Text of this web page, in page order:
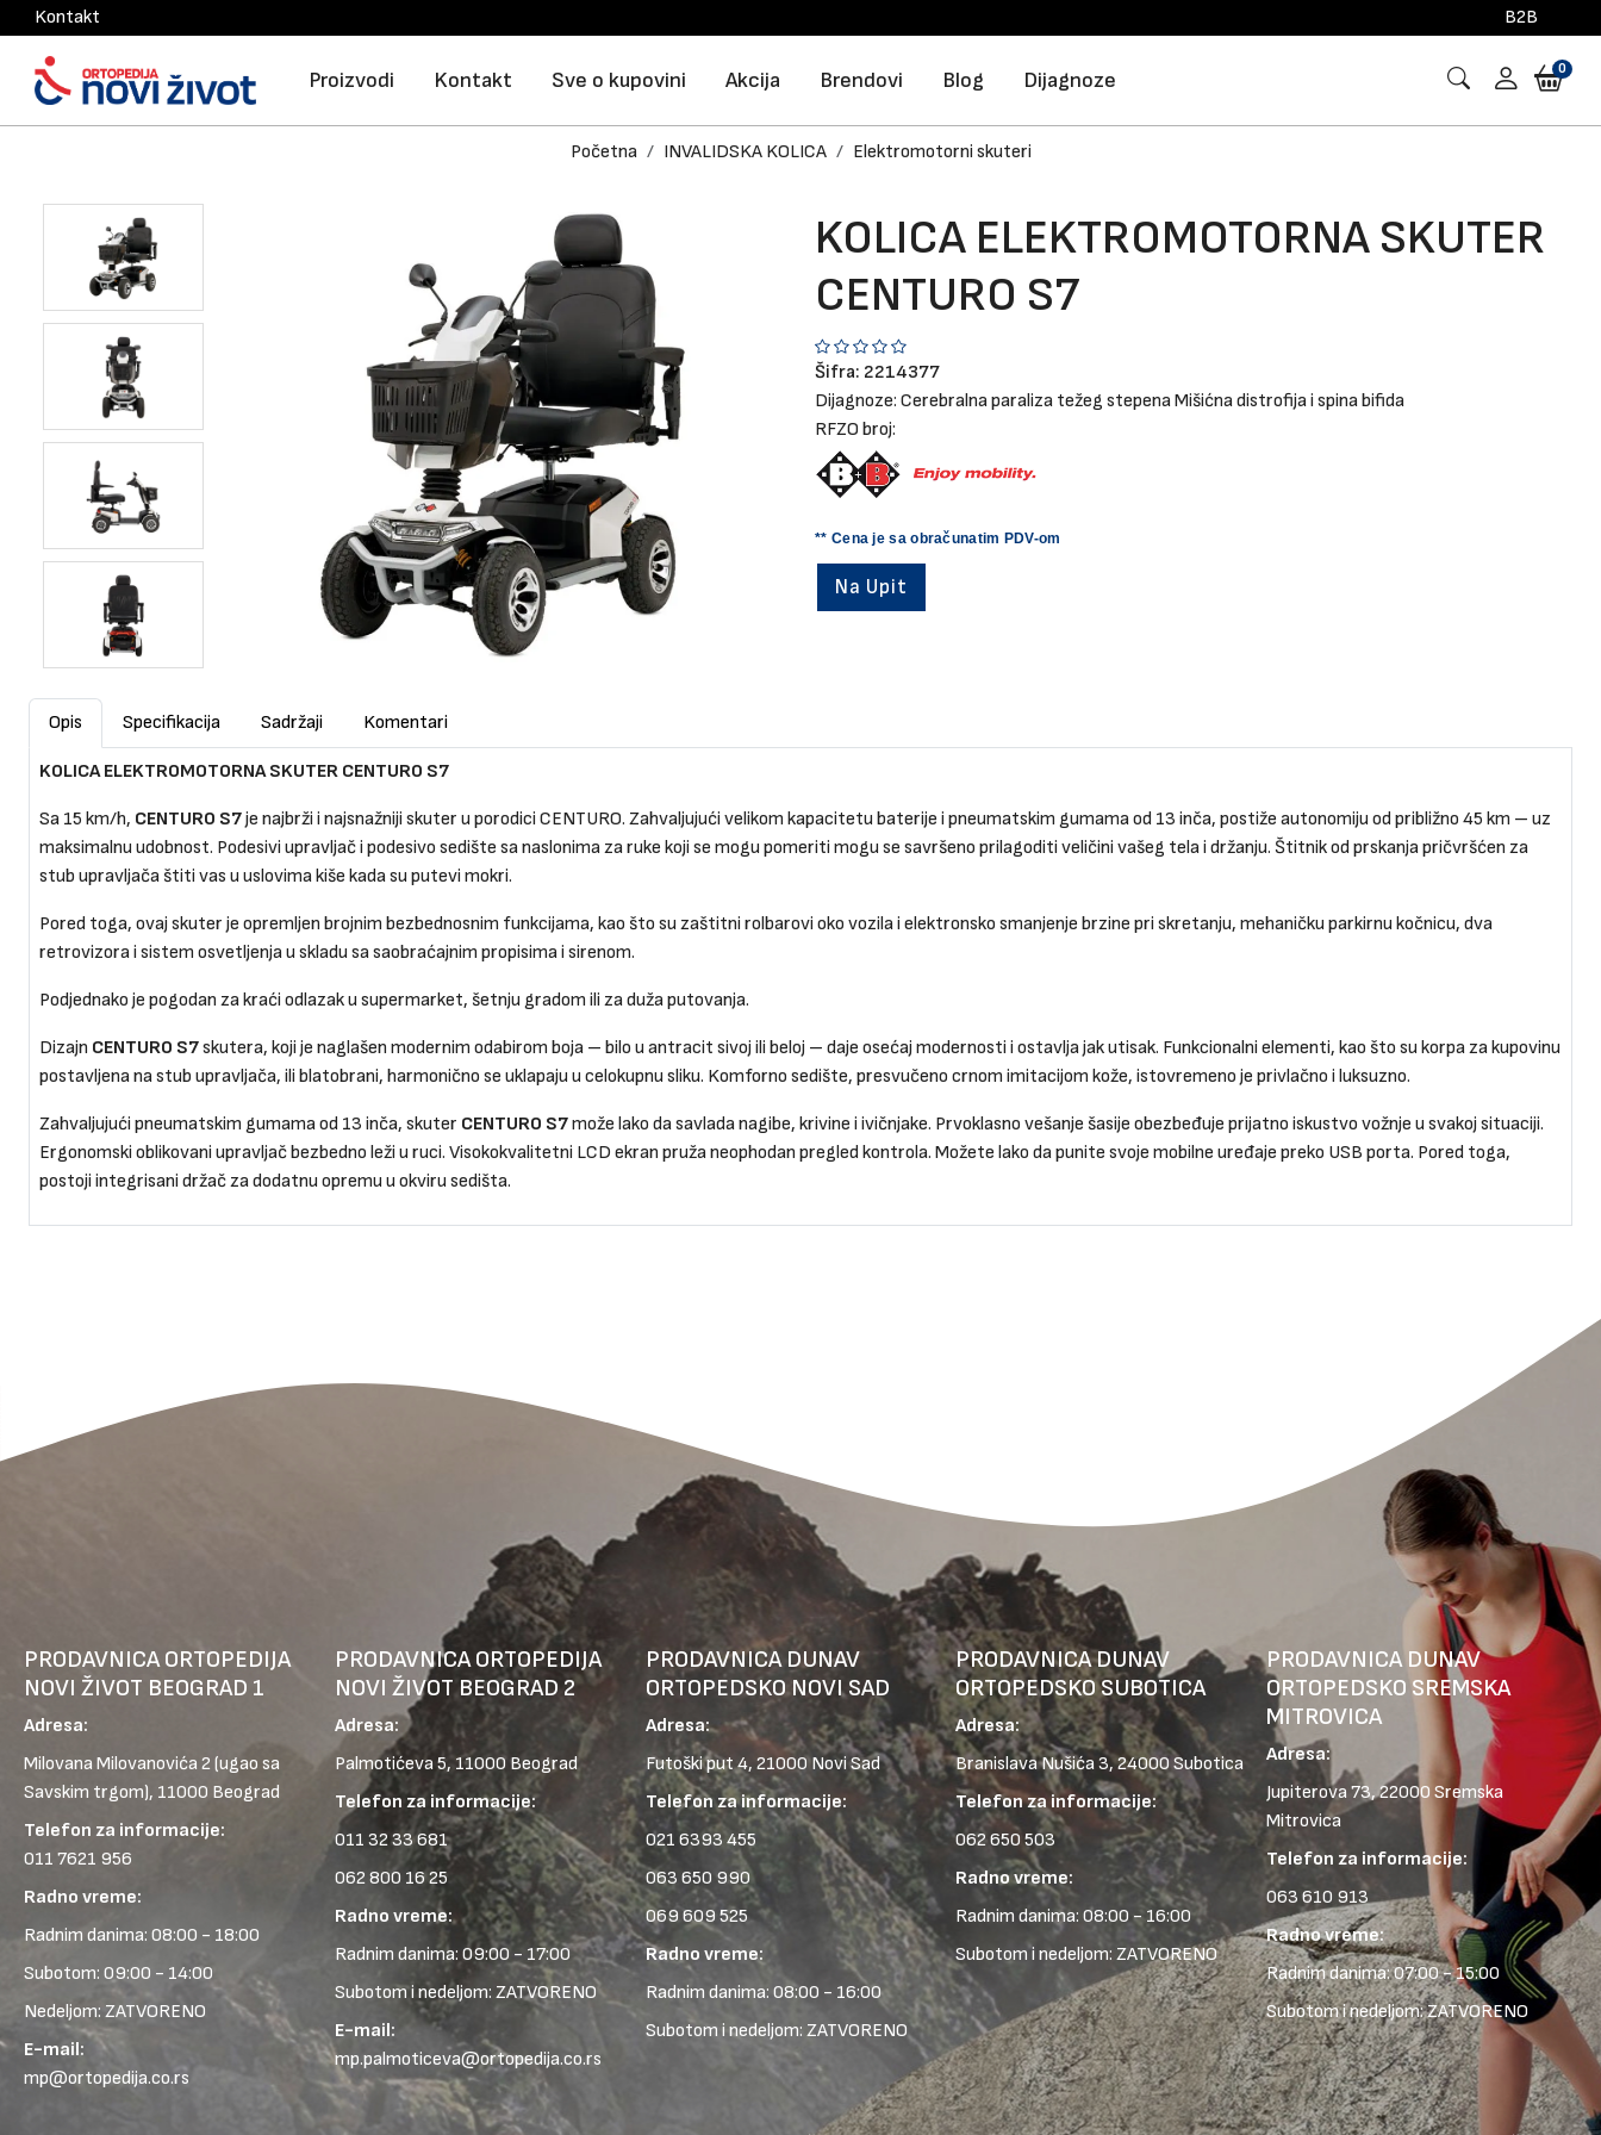
Kontakt B2B
Proizvodi Kontakt Sve o kupovini Akcija Brendovi Blog Dijagnoze 0
Početna INVALIDSKA KOLICA Elektromotorni skuteri
KOLICA ELEKTROMOTORNA SKUTER
CENTURO S7
Šifra: 2214377
Dijagnoze: Cerebralna paraliza težeg stepenaMišićna distrofija i spina bifida
RFZO broj:
** Cena je sa obračunatim PDV-om
Na Upit
Opis Specifikacija Sadržaji Komentari
KOLICA ELEKTROMOTORNA SKUTER CENTURO S7
Sa 15 km/h, CENTURO S7je najbrži i najsnažniji skuter u porodici CENTURO. Zahvaljujući velikom kapacitetu baterije i pneumatskim gumama od 13 inča, postiže autonomiju od približno 45 km – uz
maksimalnu udobnost. Podesivi upravljač i podesivo sedište sa naslonima za ruke koji se mogu pomeriti mogu se savršeno prilagoditi veličini vašeg tela i držanju. Štitnik od prskanja pričvršćen za
stub upravljača štiti vas u uslovima kiše kada su putevi mokri.
Pored toga, ovaj skuter je opremljen brojnim bezbednosnim funkcijama, kao što su zaštitni rolbarovi oko vozila i elektronsko smanjenje brzine pri skretanju, mehaničku parkirnu kočnicu, dva
retrovizora i sistem osvetljenja u skladu sa saobraćajnim propisima i sirenom.
Podjednako je pogodan za kraći odlazak u supermarket, šetnju gradom ili za duža putovanja.
Dizajn CENTURO S7skutera, koji je naglašen modernim odabirom boja – bilo u antracit sivoj ili beloj – daje osećaj modernosti i ostavlja jak utisak. Funkcionalni elementi, kao što su korpa za kupovinu
postavljena na stub upravljača, ili blatobrani, harmonično se uklapaju u celokupnu sliku. Komforno sedište, presvučeno crnom imitacijom kože, istovremeno je privlačno i luksuzno.
Zahvaljujući pneumatskim gumama od 13 inča, skuter CENTURO S7može lako da savlada nagibe, krivine i ivičnjake. Prvoklasno vešanje šasije obezbeđuje prijatno iskustvo vožnje u svakoj situaciji.
Ergonomski oblikovani upravljač bezbedno leži u ruci. Visokokvalitetni LCD ekran pruža neophodan pregled kontrola. Možete lako da punite svoje mobilne uređaje preko USB porta. Pored toga,
postoji integrisani držač za dodatnu opremu u okviru sedišta.
PRODAVNICA ORTOPEDIJA
NOVI ŽIVOT BEOGRAD 1
Adresa:
Milovana Milovanovića 2 (ugao sa
Savskim trgom), 11000 Beograd
Telefon za informacije:
011 7621 956
Radno vreme:
Radnim danima: 08:00 - 18:00
Subotom: 09:00 - 14:00
Nedeljom: ZATVORENO
E-mail:
mp@ortopedija.co.rs
PRODAVNICA ORTOPEDIJA
NOVI ŽIVOT BEOGRAD 2
Adresa:
Palmotićeva 5, 11000 Beograd
Telefon za informacije:
011 32 33 681
062 800 16 25
Radno vreme:
Radnim danima: 09:00 - 17:00
Subotom i nedeljom: ZATVORENO
E-mail:
mp.palmoticeva@ortopedija.co.rs
PRODAVNICA DUNAV
ORTOPEDSKO NOVI SAD
Adresa:
Futoški put 4, 21000 Novi Sad
Telefon za informacije:
021 6393 455
063 650 990
069 609 525
Radno vreme:
Radnim danima: 08:00 - 16:00
Subotom i nedeljom: ZATVORENO
PRODAVNICA DUNAV
ORTOPEDSKO SUBOTICA
Adresa:
Branislava Nušića 3, 24000 Subotica
Telefon za informacije:
062 650 503
Radno vreme:
Radnim danima: 08:00 - 16:00
Subotom i nedeljom: ZATVORENO
PRODAVNICA DUNAV
ORTOPEDSKO SREMSKA
MITROVICA
Adresa:
Jupiterova 73, 22000 Sremska
Mitrovica
Telefon za informacije:
063 610 913
Radno vreme:
Radnim danima: 07:00 - 15:00
Subotom i nedeljom: ZATVORENO